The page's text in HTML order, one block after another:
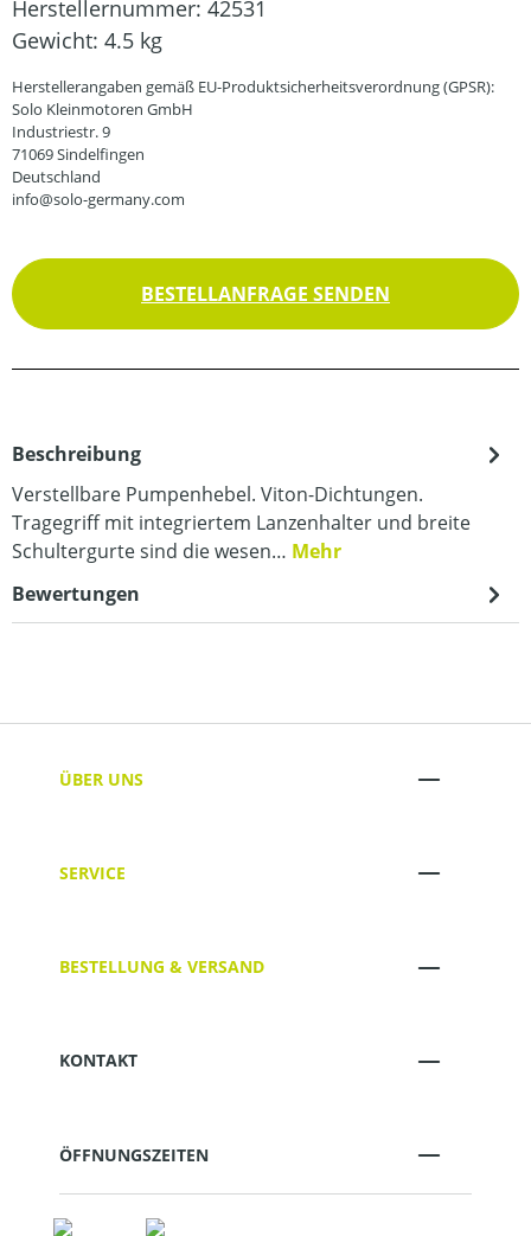
Herstellernummer: 42531
Gewicht: 4.5 kg
Herstellerangaben gemäß EU-Produktsicherheitsverordnung (GPSR):
Solo Kleinmotoren GmbH
Industriestr. 9
71069 Sindelfingen
Deutschland
info@solo-germany.com
BESTELLANFRAGE SENDEN
Beschreibung
Verstellbare Pumpenhebel. Viton-Dichtungen.
Tragegriff mit integriertem Lanzenhalter und breite
Schultergurte sind die wesen… Mehr
Bewertungen
ÜBER UNS
SERVICE
BESTELLUNG & VERSAND
KONTAKT
ÖFFNUNGSZEITEN